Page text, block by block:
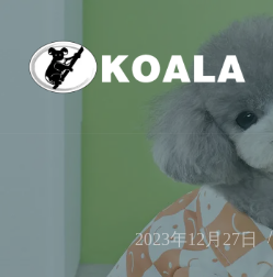
2023年12月27日